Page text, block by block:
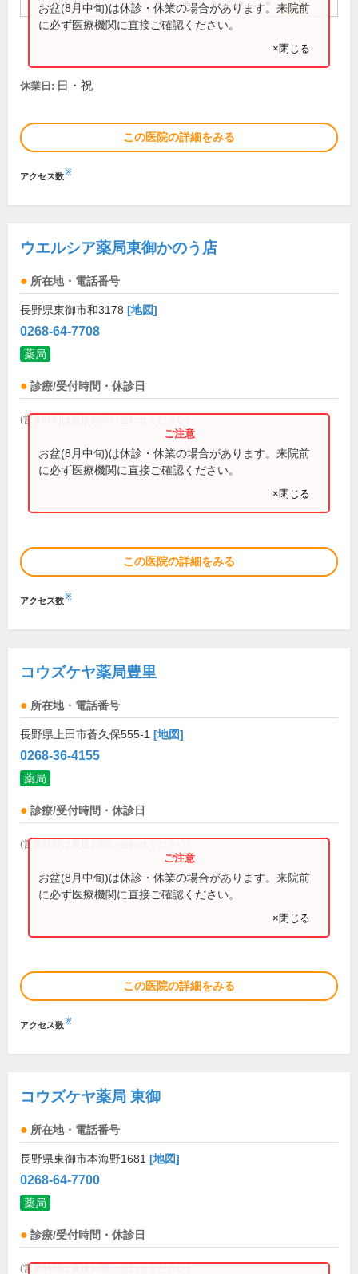
お盆(8月中旬)は休診・休業の場合があります。来院前
に必ず医療機関に直接ご確認ください。
×閉じる
休業日: 日・祝
この医院の詳細をみる
アクセス数※
ウエルシア薬局東御かのう店
所在地・電話番号
長野県東御市和3178 [地図]
0268-64-7708
薬局
診療/受付時間・休診日
(営業時間は直接お問い合わせください)
お盆(8月中旬)は休診・休業の場合があります。来院前
に必ず医療機関に直接ご確認ください。
×閉じる
この医院の詳細をみる
アクセス数※
コウズケヤ薬局豊里
所在地・電話番号
長野県上田市蒼久保555-1 [地図]
0268-36-4155
薬局
診療/受付時間・休診日
(営業時間は直接お問い合わせください)
お盆(8月中旬)は休診・休業の場合があります。来院前
に必ず医療機関に直接ご確認ください。
×閉じる
この医院の詳細をみる
アクセス数※
コウズケヤ薬局 東御
所在地・電話番号
長野県東御市本海野1681 [地図]
0268-64-7700
薬局
診療/受付時間・休診日
(営業時間は直接お問い合わせください)